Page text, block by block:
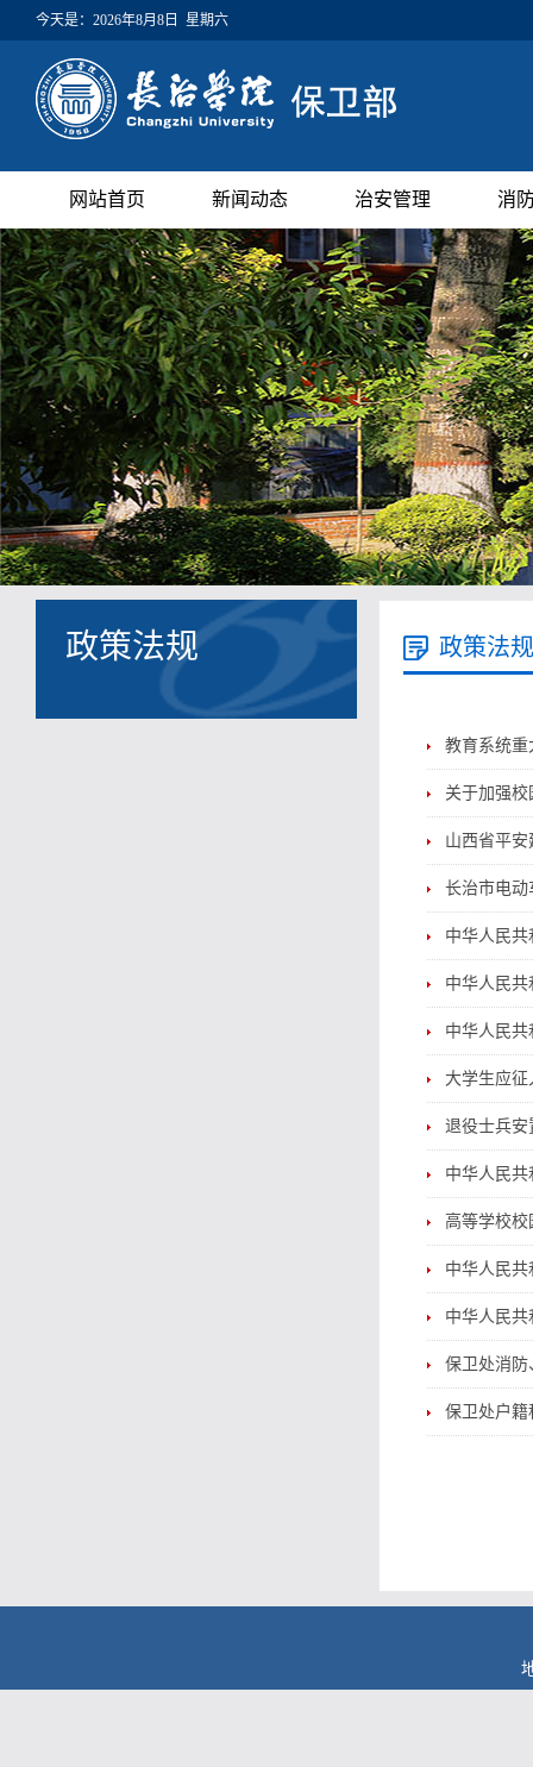
今天是： 2026年8月8日 星期六
网站首页 新闻动态 治安管理 消
政策法规 政策法规
教育系统重
关于加强
山西省平安
长治市电动
中华人民
中华人民
中华人民
大学生应征
退役士兵安
中华人民
高等学校
中华人民共
中华人民
保卫处消防
保卫处户籍